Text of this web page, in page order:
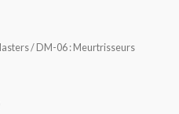
/ DM-06 : Meurtrisseurs